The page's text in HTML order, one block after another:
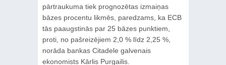
pārtraukuma tiek prognozētas izmaiņas
bāzes procentu likmēs, paredzams, ka ECB
tās paaugstinās par 25 bāzes punktiem,
proti, no pašreizējiem 2,0 % līdz 2,25 %,
norāda bankas Citadele galvenais
ekonomists Kārlis Purgailis.